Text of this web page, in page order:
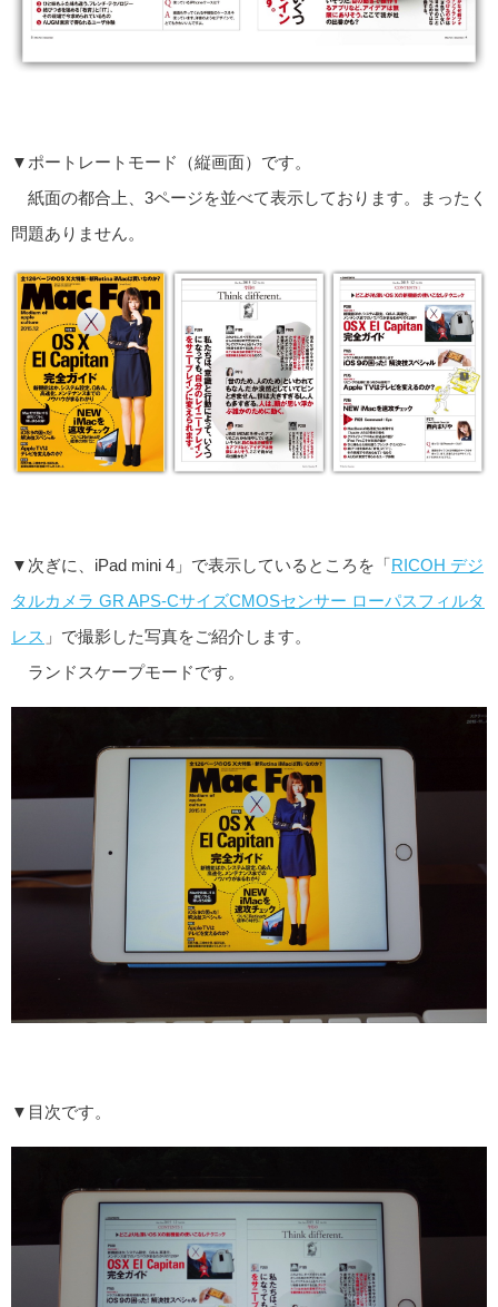
▼ポートレートモード（縦画面）です。
紙面の都合上、3ページを並べて表示しております。まったく
問題ありません。
▼次ぎに、iPad mini 4」で表示しているところを「RICOH デジ
タルカメラ GR APS-CサイズCMOSセンサー ローパスフィルタ
レス 」で撮影した写真をご紹介します。
ランドスケープモードです。
▼目次です。